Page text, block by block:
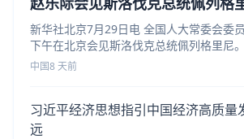
新华社北京7月29日电 全国人大常委会委
下午在北京会见斯洛伐克总统佩列格里尼。
中国8 天前
习近平经济思想指引中国经济高质量
远